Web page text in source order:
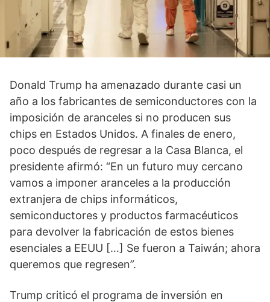
Donald Trump ha amenazado durante casi un
año a los fabricantes de semiconductores con la
imposición de aranceles si no producen sus
chips en Estados Unidos. A finales de enero,
poco después de regresar a la Casa Blanca, el
presidente afirmó: “En un futuro muy cercano
vamos a imponer aranceles a la producción
extranjera de chips informáticos,
semiconductores y productos farmacéuticos
para devolver la fabricación de estos bienes
esenciales a EEUU […] Se fueron a Taiwán; ahora
queremos que regresen”.
Trump criticó el programa de inversión en